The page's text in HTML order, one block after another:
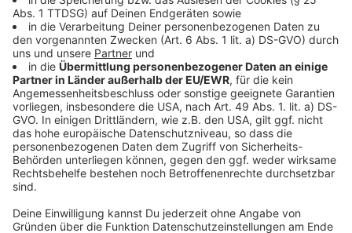
Anzeige
Warum so viele junge Männer unter den Badetoten
sind
Rhine Clean Up: 28 Tonnen Müll in Düsseldorf
Badeverbot im Rhein: Erste Konsequenzen für
Schwimmer